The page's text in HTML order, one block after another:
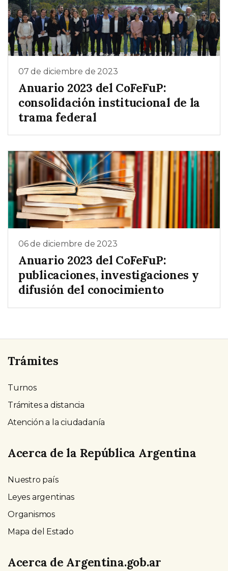
07 de diciembre de 2023
Anuario 2023 del CoFeFuP:
consolidación institucional de la
trama federal
06 de diciembre de 2023
Anuario 2023 del CoFeFuP:
publicaciones, investigaciones y
difusión del conocimiento
Trámites
Turnos
Trámites a distancia
Atención a la ciudadanía
Acerca de la República Argentina
Nuestro país
Leyes argentinas
Organismos
Mapa del Estado
Acerca de Argentina.gob.ar